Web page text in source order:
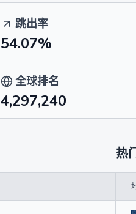
跳出率
54.07%
全球排名
4,297,240
热